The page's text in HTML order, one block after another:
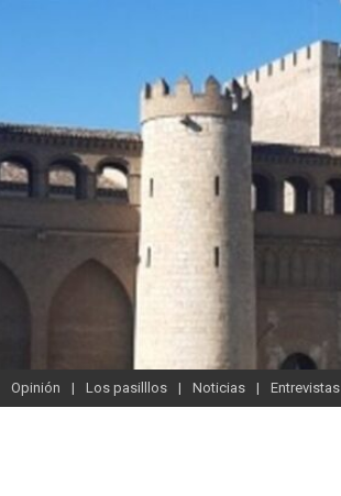
Opinión Los pasilllos Noticias Entrevistas